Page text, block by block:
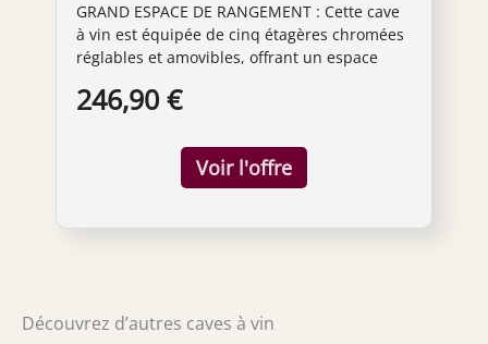
GRAND ESPACE DE RANGEMENT : Cette cave
à vin est équipée de cinq étagères chromées
réglables et amovibles, offrant un espace
boissons préférées organisées et à portée de
d'un compresseur performant, ce
réfrigérateur à vin garantit un
refroidissement rapide et silencieux,
température interne et protège vos boissons.
246,90 €
Découvrez d’autres caves à vin